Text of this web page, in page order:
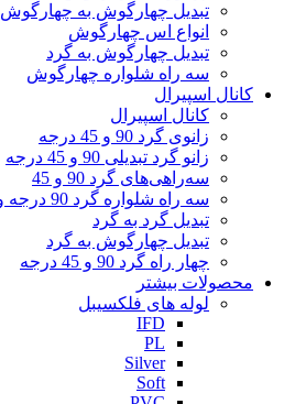
تبدیل چهارگوش به چهارگوش
انواع اس چهارگوش
تبدیل چهارگوش به گرد
سه راه شلواره چهارگوش
کانال اسپیرال
کانال اسپیرال
زانوی گرد 90 و 45 درجه
زانو گرد تبدیلی 90 و 45 درجه
سه‌راهی‌های گرد 90 و 45
سه راه شلواره گرد 90 درجه و 45 درجه
تبدیل گرد به گرد
تبدیل چهارگوش به گرد
چهار راه گرد 90 و 45 درجه
محصولات بیشتر
لوله های فلکسیبل
IFD
PL
Silver
Soft